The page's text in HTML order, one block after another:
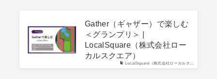
LocalSquare（株式会社ローカルス…
Gather（ギャザー）で楽しむ
＜グランプリ＞ |
LocalSquare（株式会社ロー
カルスクエア）